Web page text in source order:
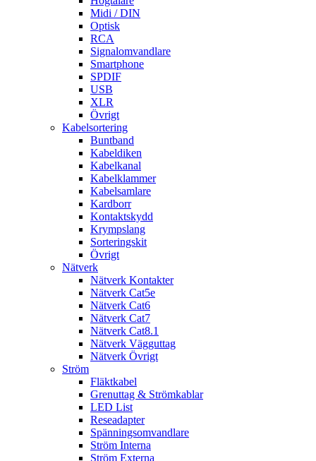
Midi / DIN
Optisk
RCA
Signalomvandlare
Smartphone
SPDIF
USB
XLR
Övrigt
Kabelsortering
Buntband
Kabeldiken
Kabelkanal
Kabelklammer
Kabelsamlare
Kardborr
Kontaktskydd
Krympslang
Sorteringskit
Övrigt
Nätverk
Nätverk Kontakter
Nätverk Cat5e
Nätverk Cat6
Nätverk Cat7
Nätverk Cat8.1
Nätverk Vägguttag
Nätverk Övrigt
Ström
Fläktkabel
Grenuttag & Strömkablar
LED List
Reseadapter
Spänningsomvandlare
Ström Interna
Ström Externa